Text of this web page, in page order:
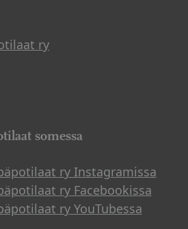
ry
somessa
ry Instagramissa
ry Facebookissa
ry YouTubessa